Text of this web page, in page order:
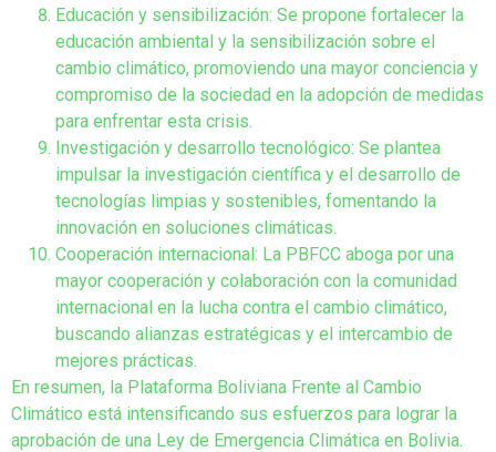
Educación y sensibilización: Se propone fortalecer la
educación ambiental y la sensibilización sobre el
cambio climático, promoviendo una mayor conciencia y
compromiso de la sociedad en la adopción de medidas
para enfrentar esta crisis.
Investigación y desarrollo tecnológico: Se plantea
impulsar la investigación científica y el desarrollo de
tecnologías limpias y sostenibles, fomentando la
innovación en soluciones climáticas.
Cooperación internacional: La PBFCC aboga por una
mayor cooperación y colaboración con la comunidad
internacional en la lucha contra el cambio climático,
buscando alianzas estratégicas y el intercambio de
mejores prácticas.
En resumen, la Plataforma Boliviana Frente al Cambio
Climático está intensificando sus esfuerzos para lograr la
aprobación de una Ley de Emergencia Climática en Bolivia.